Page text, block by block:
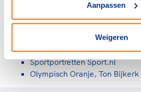
Aanpassen
Weigeren
voor De Robben. Met die ploeg
de landstitel.
Sportportretten Sport.nl
Olympisch Oranje, Ton